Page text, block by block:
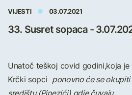
VIJESTI 03.07.2021
33. Susret sopaca -
Unatoč teškoj covid godini,koja
Krčki sopci ponovno će se